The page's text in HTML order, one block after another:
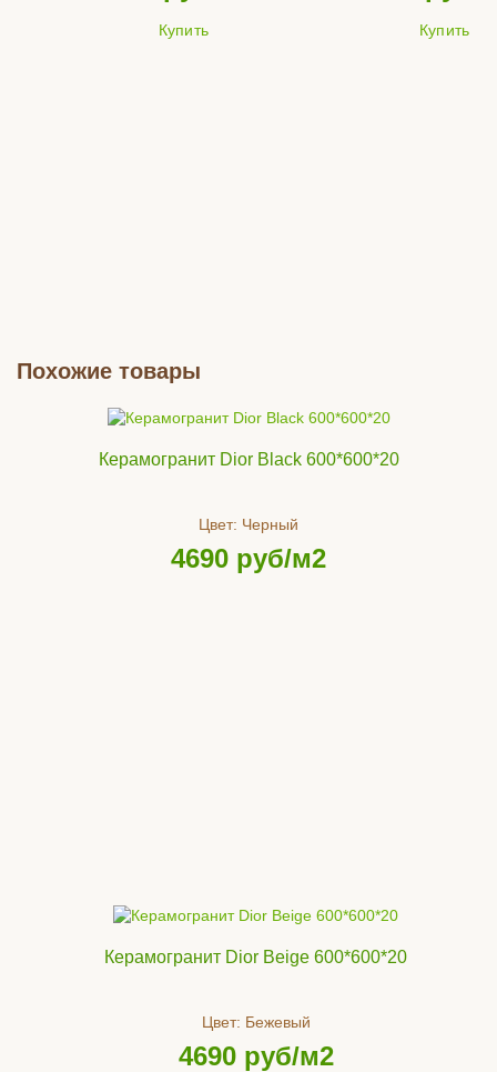
Купить Купить
Похожие товары
Керамогранит Dior Black 600*600*20
Цвет: Черный
4690 руб/м2
Керамогранит Dior Beige 600*600*20
Цвет: Бежевый
4690 руб/м2